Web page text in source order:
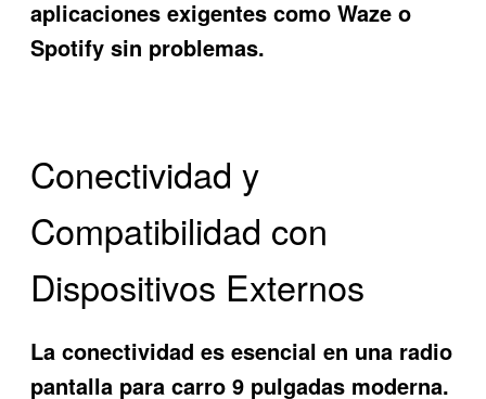
aplicaciones exigentes como Waze o
Spotify sin problemas.
Conectividad y
Compatibilidad con
Dispositivos Externos
La conectividad es esencial en una radio
pantalla para carro 9 pulgadas moderna.